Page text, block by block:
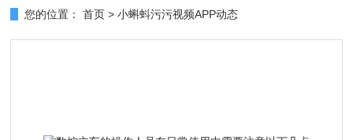
您的位置： 首页 >小蝌蚪污污视频APP动态